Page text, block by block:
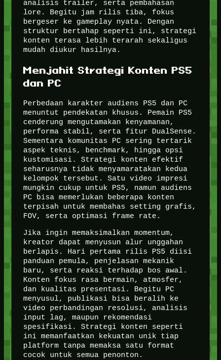
analisis trailer, serta pembahasan
lore. Begitu jam rilis tiba, fokus
bergeser ke gameplay nyata. Dengan
struktur bertahap seperti ini, strategi
konten terasa lebih terarah sekaligus
mudah diukur hasilnya.
Menjahit Strategi Konten PS5
dan PC
Perbedaan karakter audiens PS5 dan PC
menuntut pendekatan khusus. Pemain PS5
cenderung mengutamakan kenyamanan,
performa stabil, serta fitur DualSense.
Sementara komunitas PC sering tertarik
aspek teknis, benchmark, hingga opsi
kustomisasi. Strategi konten efektif
seharusnya tidak menyamaratakan kedua
kelompok tersebut. Satu video impresi
mungkin cukup untuk PS5, namun audiens
PC bisa memerlukan beberapa konten
terpisah untuk membahas setting grafis,
FOV, serta optimasi frame rate.
Jika ingin memaksimalkan momentum,
kreator dapat menyusun alur unggahan
berlapis. Hari pertama rilis PS5 diisi
panduan pemula, penjelasan mekanik
baru, serta reaksi terhadap bos awal.
Konten fokus rasa bermain, atmosfer,
dan kualitas presentasi. Begitu PC
menyusul, publikasi bisa beralih ke
video perbandingan resolusi, analisis
input lag, maupun rekomendasi
spesifikasi. Strategi konten seperti
ini memanfaatkan kekuatan unik tiap
platform tanpa memaksa satu format
cocok untuk semua penonton.